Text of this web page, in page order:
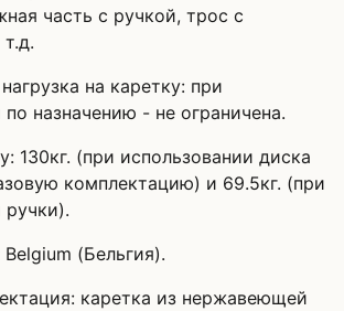
часть с ручкой, трос с
на каретку: при
по назначению - не ограничена.
130кг. (при использовании диска
комплектацию) и 69.5кг. (при
ручки).
(Бельгия).
каретка из нержавеющей